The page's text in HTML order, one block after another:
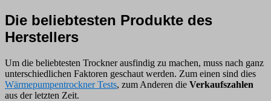
Die beliebtesten Produkte des
Herstellers
Um die beliebtesten Trockner ausfindig zu machen, muss nach ganz
unterschiedlichen Faktoren geschaut werden. Zum einen sind dies
Wärmepumpentrockner Tests, zum Anderen die Verkaufszahlen
aus der letzten Zeit.